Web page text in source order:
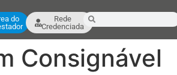
do
Rede
Credenciada
Consignável